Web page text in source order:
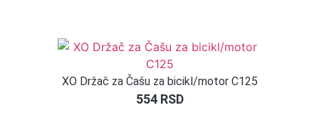
XO Držač za Čašu za bicikl/motor C125
554 RSD